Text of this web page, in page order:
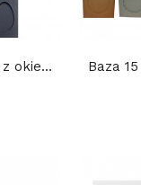
Baza 10,5x15 cm z okienkiem JAJKO 7,2 x 10,7...